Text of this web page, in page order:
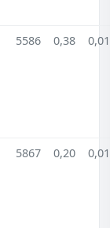
5586 0,38 0,01
5867 0,20 0,01